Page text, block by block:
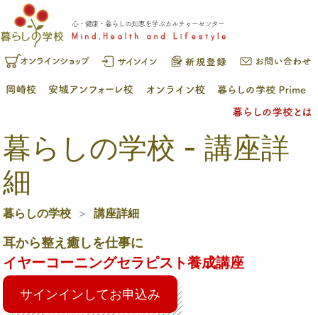
暮らしの学校 - 講座詳
細
暮らしの学校 講座詳細
耳から整え癒しを仕事に
イヤーコーニングセラピスト養成講座
サインインしてお申込み